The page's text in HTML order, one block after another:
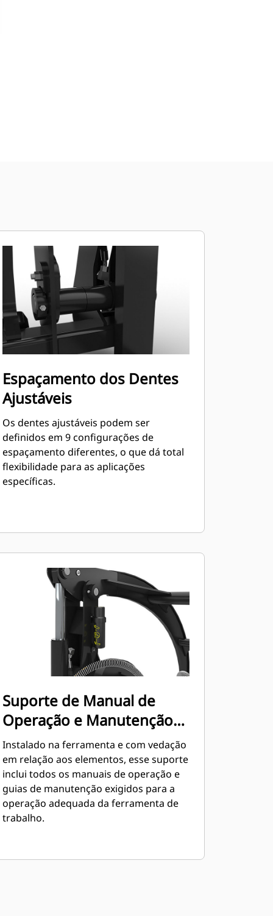
Espaçamento dos Dentes
Ajustáveis
Os dentes ajustáveis podem ser
definidos em 9 configurações de
espaçamento diferentes, o que dá total
flexibilidade para as aplicações
específicas.
Suporte de Manual de
Operação e Manutenção
Instalado na Ferramenta
Instalado na ferramenta e com vedação
em relação aos elementos, esse suporte
inclui todos os manuais de operação e
guias de manutenção exigidos para a
operação adequada da ferramenta de
trabalho.